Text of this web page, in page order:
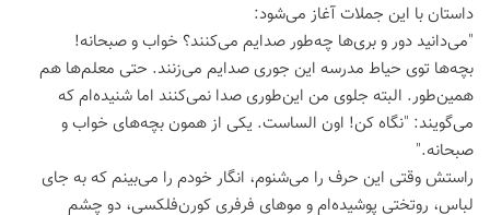
داستان با این جملات آغاز می‌شود:
"می‌دانید دور و بری‌ها چه‌طور صدایم می‌کنند؟ خواب و صبحانه!
بچه‌ها توی حیاط مدرسه این جوری صدایم می‌زنند. حتی معلم‌ها هم
همین‌طور. البته جلوی من این‌طوری صدا نمی‌کنند اما شنیده‌ام که
می‌گویند: "نگاه کن! اون الساست. یکی از همون بچه‌های خواب و
صبحانه."
راستش وقتی این حرف را می‌شنوم، انگار خودم را می‌بینم که به جای
لباس، روتختی پوشیده‌ام و موهای فرفری کورن‌فلکسی، دو چشم